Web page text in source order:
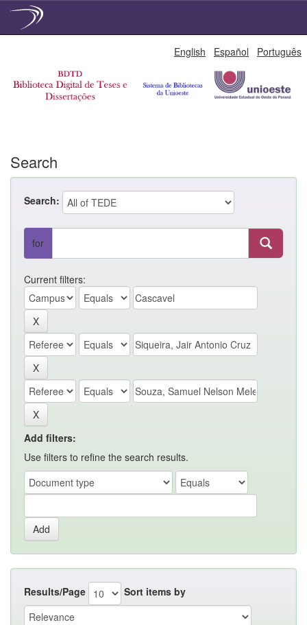
English Español Português
Search
Search:
for
Current filters:
Add filters:
Use filters to refine the search results.
Results/Page Sort items by